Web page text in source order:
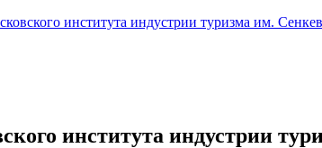
института индустрии туризма им.
института индустрии